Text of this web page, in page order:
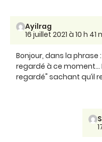
Ayilrag
16 juillet 2021 à 10 h 41
Bonjour, dans la phrase
regardé à ce moment…
regardé" sachant qu’il